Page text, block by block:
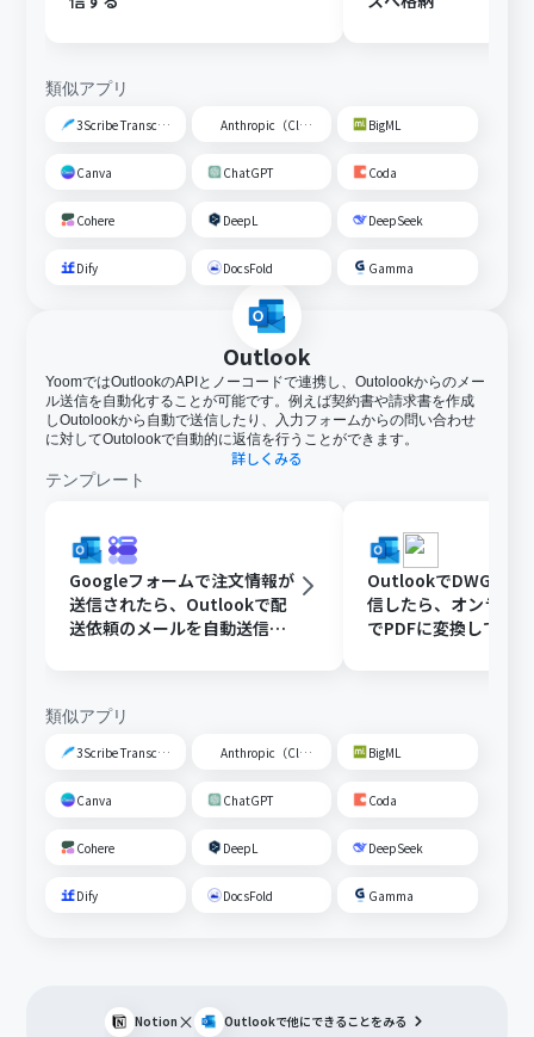
類似アプリ
3Scribe Transcription Anthropic（Claude） BigML
Canva ChatGPT Coda
Cohere DeepL DeepSeek
Dify DocsFold Gamma
Outlook
YoomではOutlookのAPIとノーコードで連携し、Outolookからのメー
ル送信を自動化することが可能です。例えば契約書や請求書を作成
しOutolookから自動で送信したり、入力フォームからの問い合わせ
に対してOutolookで自動的に返信を行うことができます。
詳しくみる
テンプレート
Googleフォームで注文情報が
送信されたら、Outlookで配
送依頼のメールを自動送信す
OutlookでDWGファ
信したら、オンライ
でPDFに変換して
類似アプリ
3Scribe Transcription Anthropic（Claude） BigML
Canva ChatGPT Coda
Cohere DeepL DeepSeek
Dify DocsFold Gamma
Notion × Outlookで他にできることをみる